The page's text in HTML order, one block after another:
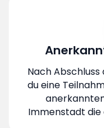
Nach
du eine
Immenstadt